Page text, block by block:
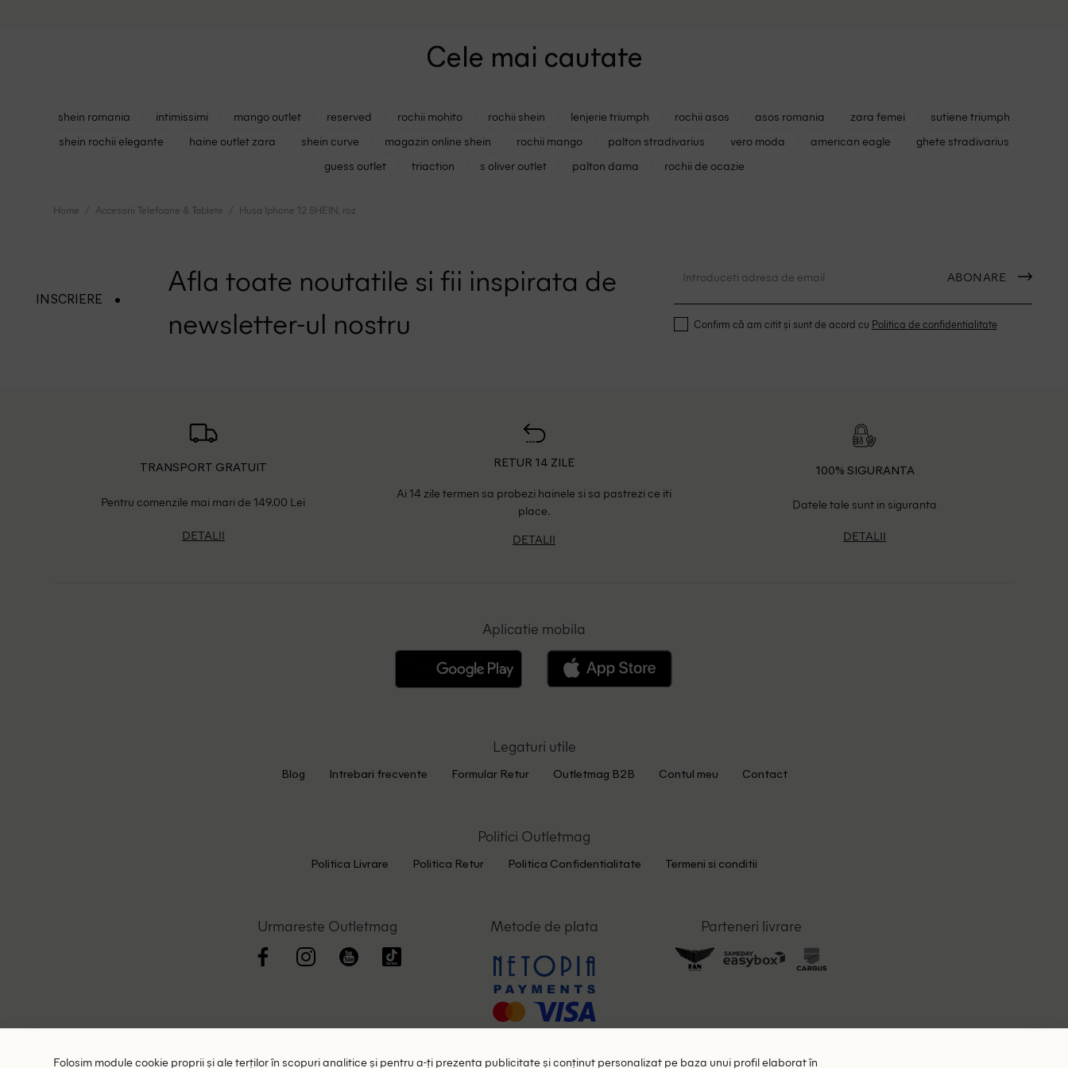
Cele mai cautate
shein romania intimissimi mango outlet reserved rochii mohito rochii shein lenjerie triumph rochii asos asos romania zara femei
sutiene triumph
shein rochii elegante
haine outlet zara shein curve magazin online shein rochii mango palton stradivarius vero moda american eagle
ghete stradivarius
guess outlet
triaction s oliver outlet palton dama rochii de ocazie
Home Accesorii Telefoane & Tablete Husa Iphone 12 SHEIN, roz
INSCRIERE
Afla toate noutatile si fii inspirata de
newsletter-ul nostru
ABONARE
Confirm că am citit și sunt de acord cu Politica de confidentialitate
TRANSPORT GRATUIT
Pentru comenzile mai mari de 149.00 Lei
DETALII
RETUR 14 ZILE
Ai 14 zile termen sa probezi hainele si sa pastrezi ce iti
place.
DETALII
100% SIGURANTA
Datele tale sunt in siguranta
DETALII
Aplicatie mobila
Legaturi utile
Blog Intrebari frecvente Formular Retur Outletmag B2B Contul meu Contact
Politici Outletmag
Politica Livrare Politica Retur Politica Confidentialitate Termeni si conditii
Urmareste Outletmag Metode de plata Parteneri livrare
Folosim module cookie proprii și ale terților în scopuri analitice și pentru a-ți prezenta publicitate și conținut personalizat pe baza unui profil elaborat în